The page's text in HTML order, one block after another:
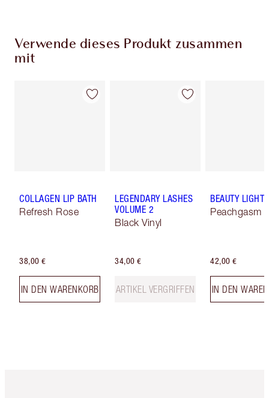
Verwende dieses Produkt zusammen
mit
COLLAGEN LIP BATH
Refresh Rose
38,00 €
IN DEN WARENKORB
LEGENDARY LASHES
VOLUME 2
Black Vinyl
34,00 €
ARTIKEL VERGRIFFEN
BEAUTY LIGHT
Peachgasm
42,00 €
IN DEN